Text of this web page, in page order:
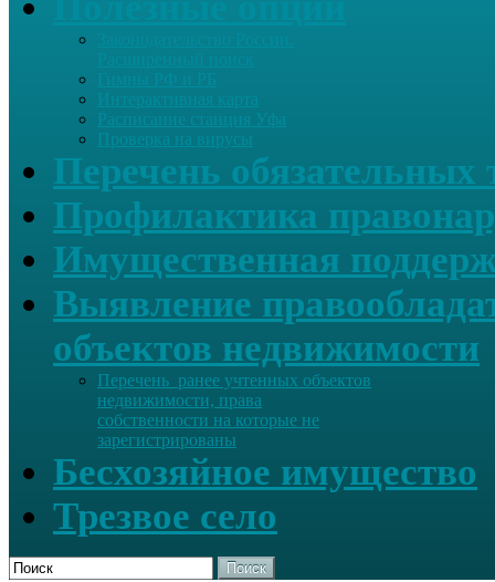
Интерактивная карта
Расписание станция Уфа
Проверка на вирусы
Перечень обязательных
Профилактика
Имущественная
Выявление
объектов недвижимости
Перечень ранее учтенных объектов
недвижимости, права
собственности на которые не
зарегистрированы
Бесхозяйное имущество
Трезвое село
Поиск